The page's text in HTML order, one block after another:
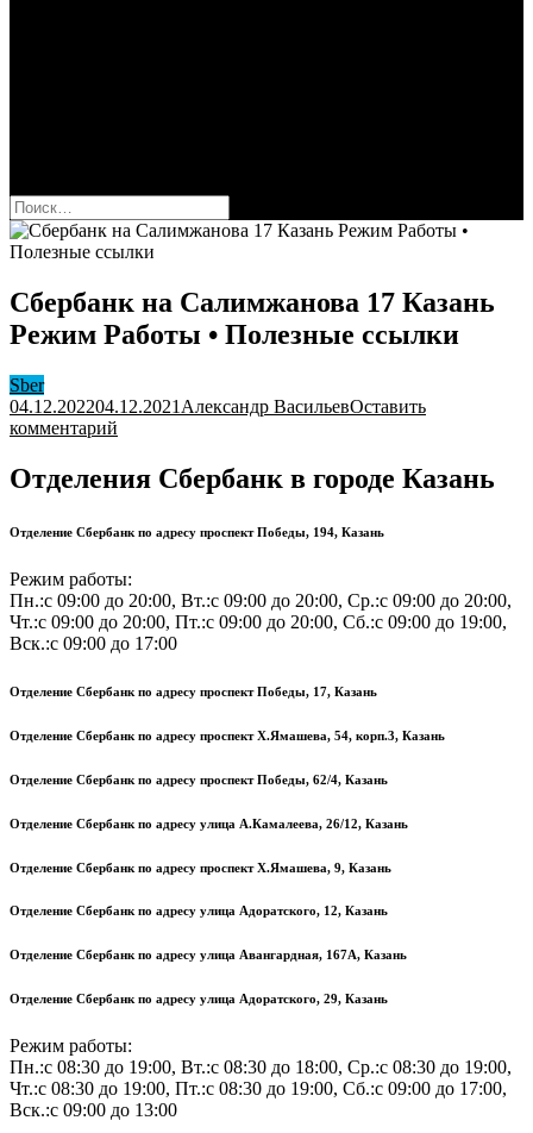
Найти:
Сбербанк на Салимжанова 17 Казань
Режим Работы • Полезные ссылки
Sber
04.12.202204.12.2021 Александр ВасильевОставить
комментарий
Салимжанова
Казань
Работы
•
Полезные
ссылки
Отделения Сбербанк в городе Казань
Отделение Сбербанк по адресу проспект Победы, 194, Казань
Режим работы:
Пн.:с 09:00 до 20:00, Вт.:с 09:00 до 20:00, Ср.:с 09:00 до 20:00,
Чт.:с 09:00 до 20:00, Пт.:с 09:00 до 20:00, Сб.:с 09:00 до 19:00,
Вск.:с 09:00 до 17:00
Отделение Сбербанк по адресу проспект Победы, 17, Казань
Отделение Сбербанк по адресу проспект Х.Ямашева, 54, корп.3, Казань
Отделение Сбербанк по адресу проспект Победы, 62/4, Казань
Отделение Сбербанк по адресу улица А.Камалеева, 26/12, Казань
Отделение Сбербанк по адресу проспект Х.Ямашева, 9, Казань
Отделение Сбербанк по адресу улица Адоратского, 12, Казань
Отделение Сбербанк по адресу улица Авангардная, 167А, Казань
Отделение Сбербанк по адресу улица Адоратского, 29, Казань
Режим работы:
Пн.:с 08:30 до 19:00, Вт.:с 08:30 до 18:00, Ср.:с 08:30 до 19:00,
Чт.:с 08:30 до 19:00, Пт.:с 08:30 до 19:00, Сб.:с 09:00 до 17:00,
Вск.:с 09:00 до 13:00